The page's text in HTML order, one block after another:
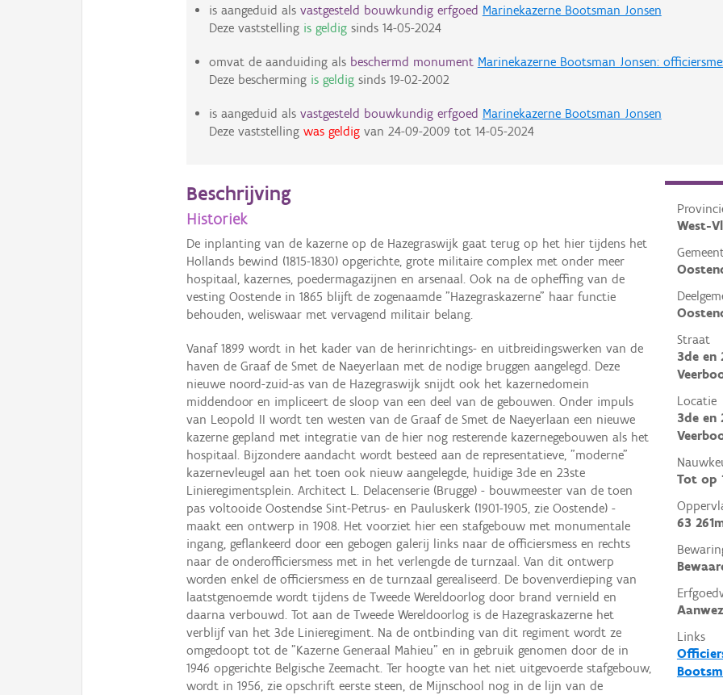
is aangeduid als vastgesteld bouwkundig erfgoed Marinekazerne Bootsman Jonsen
Deze vaststelling is geldigsinds 14-05-2024
omvat de aanduiding als beschermd monument Marinekazerne Bootsman Jonsen:
Deze bescherming is geldigsinds 19-02-2002
is aangeduid als vastgesteld bouwkundig erfgoed Marinekazerne Bootsman Jonsen
Deze vaststelling was geldigvan 24-09-2009 tot 14-05-2024
West-
Straat
3de en
Locatie
3de en
Tot op
63
Links
Beschrijving
Historiek
De inplanting van de kazerne op de Hazegraswijk gaat terug op het hier tijdens het
Hollands bewind (1815-1830) opgerichte, grote militaire complex met onder meer
hospitaal, kazernes, poedermagazijnen en arsenaal. Ook na de opheffing van de
vesting Oostende in 1865 blijft de zogenaamde "Hazegraskazerne" haar functie
behouden, weliswaar met vervagend militair belang.
Vanaf 1899 wordt in het kader van de herinrichtings- en uitbreidingswerken van de
haven de Graaf de Smet de Naeyerlaan met de nodige bruggen aangelegd. Deze
nieuwe noord-zuid-as van de Hazegraswijk snijdt ook het kazernedomein
middendoor en impliceert de sloop van een deel van de gebouwen. Onder impuls
van Leopold II wordt ten westen van de Graaf de Smet de Naeyerlaan een nieuwe
kazerne gepland met integratie van de hier nog resterende kazernegebouwen als het
hospitaal. Bijzondere aandacht wordt besteed aan de representatieve, "moderne"
kazernevleugel aan het toen ook nieuw aangelegde, huidige 3de en 23ste
Linieregimentsplein. Architect L. Delacenserie (Brugge) - bouwmeester van de toen
pas voltooide Oostendse Sint-Petrus- en Pauluskerk (1901-1905, zie Oostende) -
maakt een ontwerp in 1908. Het voorziet hier een stafgebouw met monumentale
ingang, geflankeerd door een gebogen galerij links naar de officiersmess en rechts
naar de onderofficiersmess met in het verlengde de turnzaal. Van dit ontwerp
worden enkel de officiersmess en de turnzaal gerealiseerd. De bovenverdieping van
laatstgenoemde wordt tijdens de Tweede Wereldoorlog door brand vernield en
daarna verbouwd. Tot aan de Tweede Wereldoorlog is de Hazegraskazerne het
verblijf van het 3de Linieregiment. Na de ontbinding van dit regiment wordt ze
omgedoopt tot de "Kazerne Generaal Mahieu" en in gebruik genomen door de in
1946 opgerichte Belgische Zeemacht. Ter hoogte van het niet uitgevoerde stafgebouw,
wordt in 1956, zie opschrift eerste steen, de Mijnschool nog in de lijn van de